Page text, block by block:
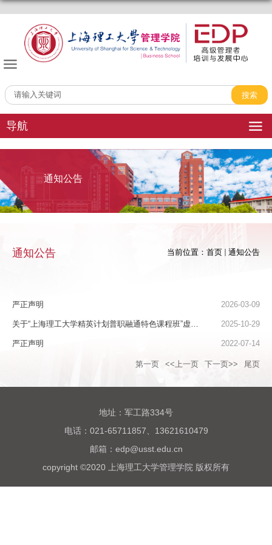
导航
通知公告
当前位置： 首页 通知公告
通知公告
严正声明 2026-03-09
关于“上海理工大学精英计划普职融通特色课程班”虚假
宣传的声明
2025-10-29
严正声明 2022-07-14
第一页 <<上一页 下一页>> 尾页
地址：军工路334号
电话：021-65711857、13621610479
邮箱：edp@usst.edu.cn
copyright ©2020 上海理工大学管理学院 版权所有